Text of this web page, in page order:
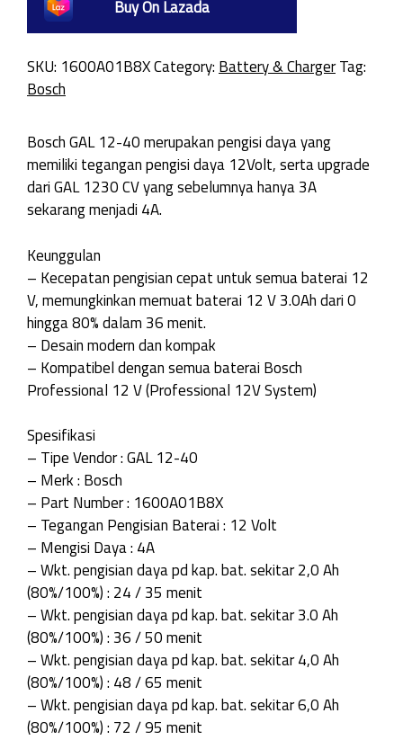
Buy On Lazada
SKU: 1600A01B8XCategory: Battery & ChargerTag:
Bosch
Bosch GAL 12-40 merupakan pengisi daya yang
memiliki tegangan pengisi daya 12Volt, serta upgrade
dari GAL 1230 CV yang sebelumnya hanya 3A
sekarang menjadi 4A.
Keunggulan
– Kecepatan pengisian cepat untuk semua baterai 12
V, memungkinkan memuat baterai 12 V 3.0Ah dari 0
hingga 80% dalam 36 menit.
– Desain modern dan kompak
– Kompatibel dengan semua baterai Bosch
Professional 12 V (Professional 12V System)
Spesifikasi
– Tipe Vendor : GAL 12-40
– Merk : Bosch
– Part Number : 1600A01B8X
– Tegangan Pengisian Baterai : 12 Volt
– Mengisi Daya : 4A
– Wkt. pengisian daya pd kap. bat. sekitar 2,0 Ah
(80%/100%) : 24 / 35 menit
– Wkt. pengisian daya pd kap. bat. sekitar 3.0 Ah
(80%/100%) : 36 / 50 menit
– Wkt. pengisian daya pd kap. bat. sekitar 4,0 Ah
(80%/100%) : 48 / 65 menit
– Wkt. pengisian daya pd kap. bat. sekitar 6,0 Ah
(80%/100%) : 72 / 95 menit